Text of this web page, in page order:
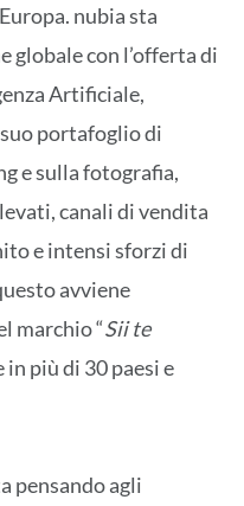
nubia sta
globale con l’offerta di
Artificiale,
portafoglio di
e sulla fotografia,
canali di vendita
e intensi sforzi di
avviene
marchio “Sii te
in più di 30 paesi e
pensando agli